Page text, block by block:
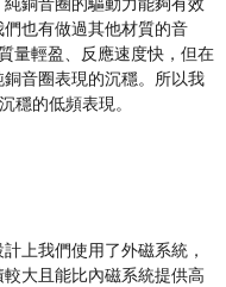
也有做過其他材質的音
量輕盈、反應速度快，但在
音圈表現的沉穩。所以我
穩的低頻表現。
上我們使用了外磁系統，
大且能比內磁系統提供高